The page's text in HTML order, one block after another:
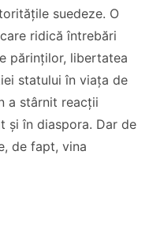
suedeze. O
ridică întrebări
părinților, libertatea
statului în viața de
a stârnit reacții
și în diaspora. Dar de
de fapt, vina